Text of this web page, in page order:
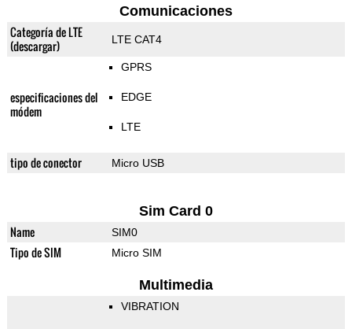
Comunicaciones
Categoría de LTE
(descargar)
LTE CAT4
especificaciones del
módem
GPRS
EDGE
LTE
tipo de conector Micro USB
Sim Card 0
Name SIM0
Tipo de SIM Micro SIM
Multimedia
VIBRATION